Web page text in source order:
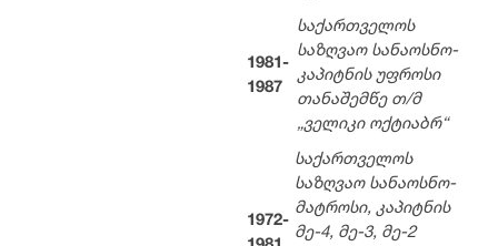
1981-
1987
საქართველოს
საზღვაო სანაოსნო-
კაპიტნის უფროსი
თანაშემწე თ/მ
„ველიკი ოქტიაბრ“
1972-
საქართველოს
საზღვაო სანაოსნო-
მატროსი, კაპიტნის
მე-4, მე-3, მე-2